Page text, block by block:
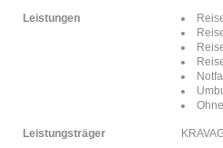
Leistungen
Leistungsträger